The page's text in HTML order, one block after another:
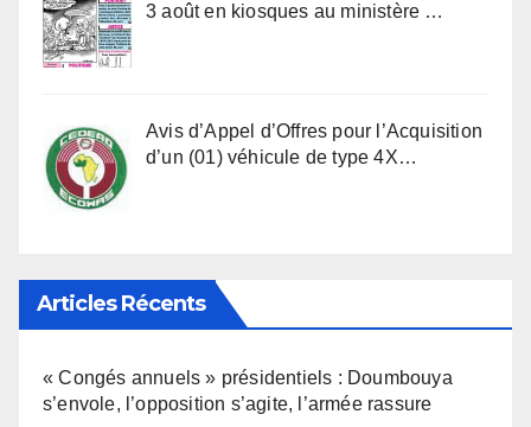
3 août en kiosques au ministère …
Avis d’Appel d’Offres pour l’Acquisition
d’un (01) véhicule de type 4X…
Articles Récents
« Congés annuels » présidentiels : Doumbouya
s’envole, l’opposition s’agite, l’armée rassure